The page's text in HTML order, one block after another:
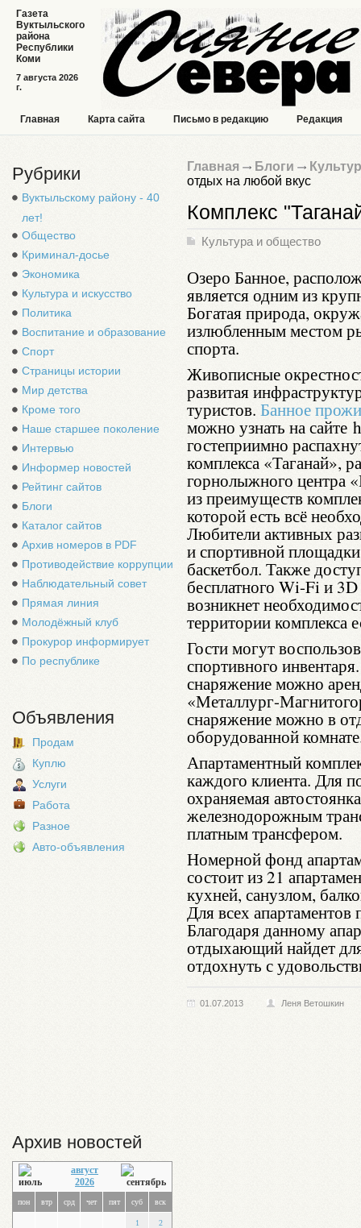
7 августа 2026
г.
Газета
Вуктыльского
района
Республики
Коми
Главная Карта сайта Письмо в редакцию Редакция
Рубрики
Вуктыльскому району - 40
лет!
Общество
Криминал-досье
Экономика
Культура и искусство
Политика
Воспитание и образование
Спорт
Страницы истории
Мир детства
Кроме того
Наше старшее поколение
Интервью
Информер новостей
Рейтинг сайтов
Блоги
Каталог сайтов
Архив номеров в PDF
Противодействие коррупции
Наблюдательный совет
Прямая линия
Молодёжный клуб
Прокурор информирует
По республике
Объявления
Продам
Куплю
Услуги
Работа
Разное
Авто-объявления
Архив новостей
август
2026
пон втр срд чет пят суб вск
1 2
Главная Блоги
отдых на любой вкус
Комплекс
Культура и общество
Озеро Банное,
является одним из
Богатая природа,
излюбленным местом
спорта.
Живописные
развитая
туристов. Банное
можно узнать на сайте
гостеприимно
комплекса «Таганай»,
горнолыжного центра
из преимуществ
которой есть всё
Любители активных
и спортивной
баскетбол. Также
бесплатного Wi-Fi и
возникнет
территории комплекса
Гости могут
спортивного
снаряжение можно
«Металлург-
снаряжение можно в
оборудованной
Апартаментный
каждого клиента. Для
охраняемая
железнодорожным
платным трансфером.
Номерной фонд
состоит из 21
кухней, санузлом,
Для всех
Благодаря данному
отдыхающий найдет
отдохнуть с
01.07.2013 Леня Ветошкин